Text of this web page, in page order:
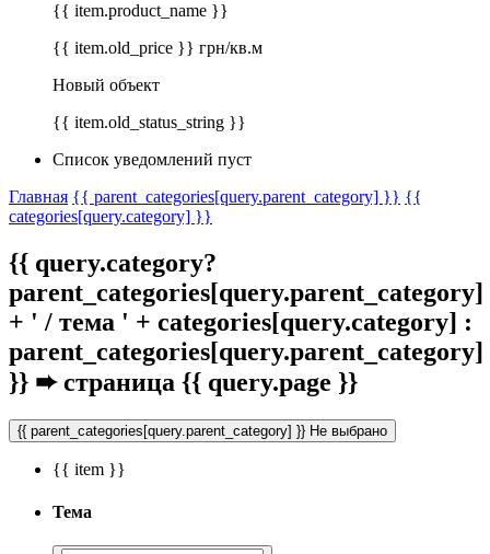
{{ item.product_name }}
{{ item.old_price }} грн/кв.м
Новый объект
{{ item.old_status_string }}
Список уведомлений пуст
Главная {{ parent_categories[query.parent_category] }} {{
categories[query.category] }}
{{ query.category?
parent_categories[query.parent_category]
+ ' / тема ' + categories[query.category] :
parent_categories[query.parent_category]
}} ➨ страница {{ query.page }}
{{ parent_categories[query.parent_category] }} Не выбрано
{{ item }}
Тема